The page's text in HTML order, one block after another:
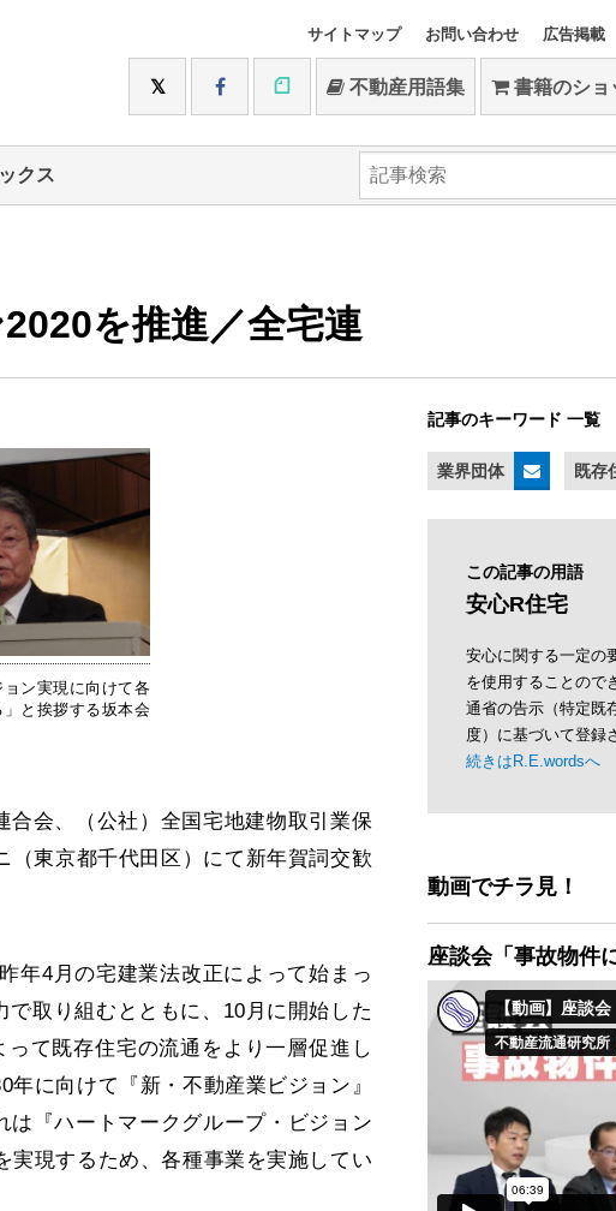
サイトマップ お問い合わせ 広告掲載
不動産用語集 書籍のショ
クス
を推進／全宅連
ョン実現に向けて各
と挨拶する坂本会
会、（公社）全国宅地建物取引業保
（東京都千代田区）にて新年賀詞交歓
年4月の宅建業法改正によって始まっ
取り組むとともに、10月に開始した
って既存住宅の流通をより一層促進し
に向けて『新・不動産業ビジョン』
『ハートマークグループ・ビジョン
実現するため、各種事業を実施してい
記事のキーワード 一覧
業界団体 既存
この記事の用語
安心R住宅
安心に関する一定の
を使用することので
通省の告示（特定既
度）に基づいて登録
続きはR.E.wordsへ
動画でチラ見！
座談会「事故物件